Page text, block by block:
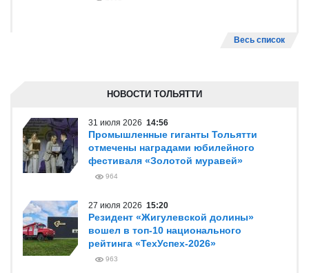
Весь список
НОВОСТИ ТОЛЬЯТТИ
31 июля 2026 14:56
Промышленные гиганты Тольятти
отмечены наградами юбилейного
фестиваля «Золотой муравей»
964
27 июля 2026 15:20
Резидент «Жигулевской долины»
вошел в топ-10 национального
рейтинга «ТехУспех-2026»
963